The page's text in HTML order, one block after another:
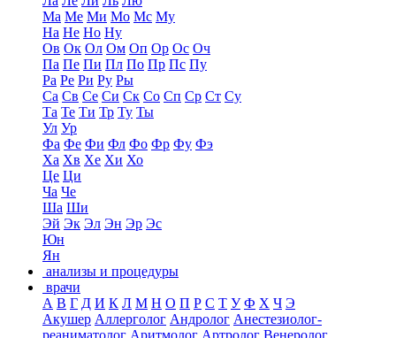
Ма Ме Ми Мо Мс Му
На Не Но Ну
Ов Ок Ол Ом Оп Ор Ос Оч
Па Пе Пи Пл По Пр Пс Пу
Ра Ре Ри Ру Ры
Са Св Се Си Ск Со Сп Ср Ст Су
Та Те Ти Тр Ту Ты
Ул Ур
Фа Фе Фи Фл Фо Фр Фу Фэ
Ха Хв Хе Хи Хо
Це Ци
Ча Че
Ша Ши
Эй Эк Эл Эн Эр Эс
Юн
Ян
анализы и процедуры
врачи
А В Г Д И К Л М Н О П Р С Т У Ф Х Ч Э
Акушер Аллерголог Андролог Анестезиолог-
реаниматолог Аритмолог Артролог Венеролог